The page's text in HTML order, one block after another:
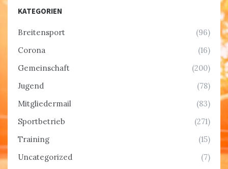
KATEGORIEN
Breitensport
(96)
Corona
(16)
Gemeinschaft
(200)
Jugend
(78)
Mitgliedermail
(83)
Sportbetrieb
(271)
Training
(15)
Uncategorized
(7)